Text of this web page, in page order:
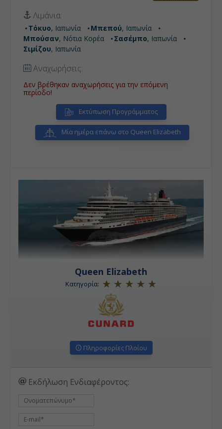
• Σασέμπο:
το 1945 υπέστη σοβαρές ζημιές από βομβιστικές
επιθέσεις στις 29 Ιουνίου 1945 κατά τη διάρκεια του
Β 'Παγκοσμίου Πολέμου και καταστράφηκε κατά 48%.
H πόλη ήταν ένας από τους αρχικούς 17
επιλεγμένους στόχους για την πτώση της ατομικής
βόμβας.
• Σιμίζου:
Πόλη στην περιοχή Suntō του νομού
Shizuoka, στην Ιαπωνία. Βρίσκεται στο βόρειο άκρο
της χερσονήσου Izu και ο ποταμός Κακίτα ρέει μέσα
στην πόλη. Η περιοχή έχει εύκρατο θαλάσσιο κλίμα
με ζεστά, υγρά καλοκαίρια και ήπιο δροσερό χειμώνα.
Λιμάνια:
Τόκυο, Ιαπωνία Μπεπού, Ιαπωνία
Μπούσαν, Νότια Κορέα Σασέμπο, Ιαπωνία
Σιμίζου, Ιαπωνία
Αναχωρήσεις:
Δεν βρέθηκαν αναχωρήσεις για την επόμενη
περίοδο!
Εκτύπωση Προγράμματος
Μία ημέρα επάνω στο Queen Elizabeth
Queen Elizabeth
Κατηγορία:
Πληροφορίες Πλοίου
Εκδήλωση Ενδιαφέροντος: